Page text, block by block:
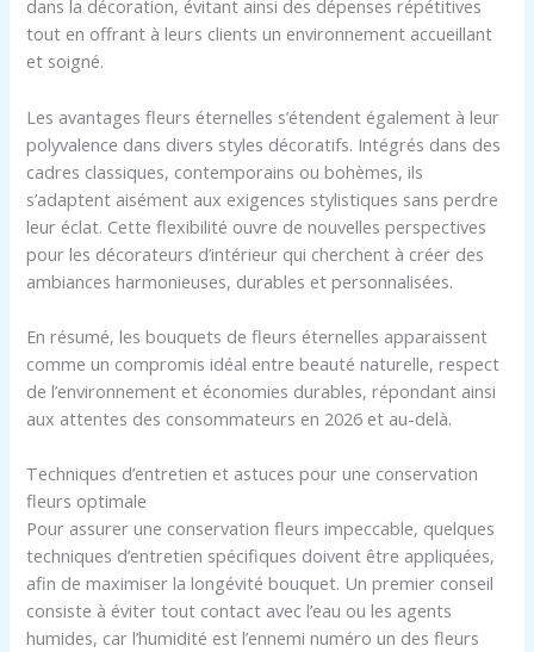
dans la décoration, évitant ainsi des dépenses répétitives
tout en offrant à leurs clients un environnement accueillant
et soigné.
Les avantages fleurs éternelles s’étendent également à leur
polyvalence dans divers styles décoratifs. Intégrés dans des
cadres classiques, contemporains ou bohèmes, ils
s’adaptent aisément aux exigences stylistiques sans perdre
leur éclat. Cette flexibilité ouvre de nouvelles perspectives
pour les décorateurs d’intérieur qui cherchent à créer des
ambiances harmonieuses, durables et personnalisées.
En résumé, les bouquets de fleurs éternelles apparaissent
comme un compromis idéal entre beauté naturelle, respect
de l’environnement et économies durables, répondant ainsi
aux attentes des consommateurs en 2026 et au-delà.
Techniques d’entretien et astuces pour une conservation
fleurs optimale
Pour assurer une conservation fleurs impeccable, quelques
techniques d’entretien spécifiques doivent être appliquées,
afin de maximiser la longévité bouquet. Un premier conseil
consiste à éviter tout contact avec l’eau ou les agents
humides, car l’humidité est l’ennemi numéro un des fleurs